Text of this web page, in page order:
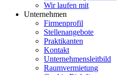
Wir laufen mit
Unternehmen
Firmenprofil
Stellenangebote
Praktikanten
Kontakt
Unternehmensleitbild
Raumvermietung